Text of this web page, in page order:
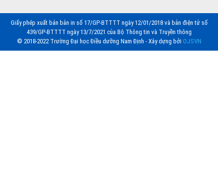
Giấy phép xuất bản bản in số 17/GP-BTTTT ngày 12/01/2018 và bản điện tử số
439/GP-BTTTT ngày 13/7/2021 của Bộ Thông tin và Truyền thông
© 2018-2022 Trường Đại học Điều dưỡng Nam Định - Xây dựng bởi OJSVN